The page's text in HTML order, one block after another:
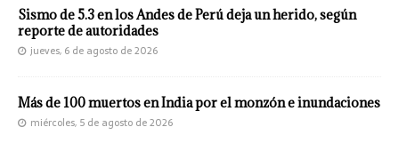
Sismo de 5.3 en los Andes de Perú deja un herido, según
reporte de autoridades
jueves, 6 de agosto de 2026
Más de 100 muertos en India por el monzón e inundaciones
miércoles, 5 de agosto de 2026